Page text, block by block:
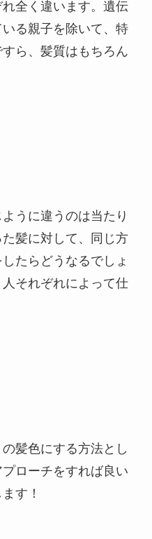
全く違います。遺伝
る親子を除いて、特
ら、髪質はもちろん
うに違うのは当たり
髪に対して、同じ方
たらどうなるでしょ
それぞれによって仕
髪色にする方法とし
ローチをすれば良い
す！